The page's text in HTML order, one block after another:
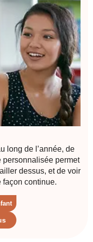
long de l’année, de
personnalisée permet
dessus, et de voir
façon continue.